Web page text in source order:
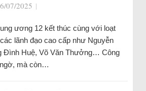
07/2025 |
ương 12 kết thúc cùng với loạt
lãnh đạo cao cấp như Nguyễn
Đình Huệ, Võ Văn Thưởng… Công
mà còn…